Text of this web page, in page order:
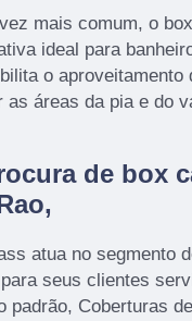
mais comum, o
ideal para
o aproveitamento
as áreas da pia e do
de box
atua no segmento
seus clientes
padrão, Coberturas